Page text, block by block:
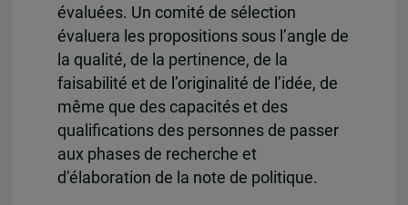
évaluées. Un comité de sélection
évaluera les propositions sous l’angle de
la qualité, de la pertinence, de la
faisabilité et de l’originalité de l’idée, de
même que des capacités et des
qualifications des personnes de passer
aux phases de recherche et
d’élaboration de la note de politique.